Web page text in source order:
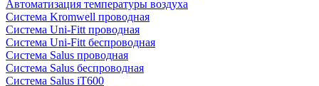
Автоматизация температуры воздуха
Система Kromwell проводная
Система Uni-Fitt проводная
Система Uni-Fitt беспроводная
Система Salus проводная
Система Salus беспроводная
Система Salus iT600